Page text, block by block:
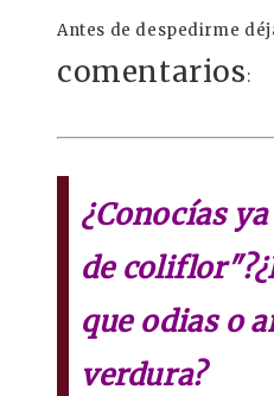
Antes de despedirme
comentarios:
¿Conocías
de
que odias o
verdura?